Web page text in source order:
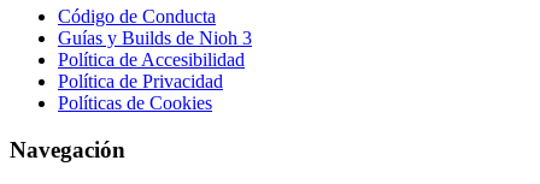
Código de Conducta
Guías y Builds de Nioh 3
Política de Accesibilidad
Política de Privacidad
Políticas de Cookies
Navegación